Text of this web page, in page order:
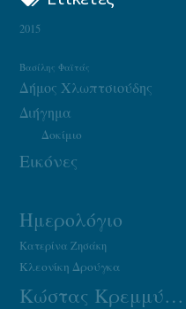
2015
Βασίλης Φαϊτάς
Δήμος Χλωπτσιούδης
Διήγημα
Δοκίμιο
Εικόνες
Ημερολόγιο
Κατερίνα Ζησάκη
Κλεονίκη Δρούγκα
Κώστας Κρεμμύδας